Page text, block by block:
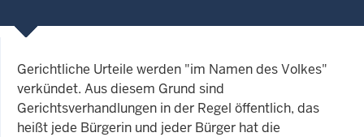
Gerichtliche Urteile werden "im Namen des Volkes"
verkündet. Aus diesem Grund sind
Gerichtsverhandlungen in der Regel öffentlich, das
heißt jede Bürgerin und jeder Bürger hat die